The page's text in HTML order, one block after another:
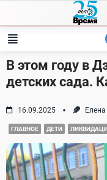
content
В этом году в
детских сада.
16.09.2025
ГЛАВНОЕ ДЕТИ